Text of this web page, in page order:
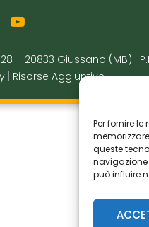
Per fornire
queste
navigazione
può influire
– 20833 Giussano (MB)
Risorse Aggiuntive